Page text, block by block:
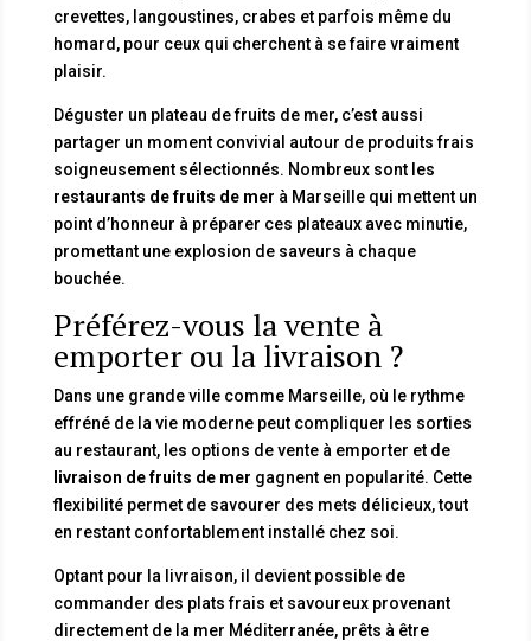
crevettes, langoustines, crabes et parfois même du
homard, pour ceux qui cherchent à se faire vraiment
plaisir.
Déguster un plateau de fruits de mer, c’est aussi
partager un moment convivial autour de produits frais
soigneusement sélectionnés. Nombreux sont les
restaurants de fruits de mer à Marseille qui mettent un
point d’honneur à préparer ces plateaux avec minutie,
promettant une explosion de saveurs à chaque
bouchée.
Préférez-vous la vente à
emporter ou la livraison ?
Dans une grande ville comme Marseille, où le rythme
effréné de la vie moderne peut compliquer les sorties
au restaurant, les options de vente à emporter et de
livraison de fruits de mer gagnent en popularité. Cette
flexibilité permet de savourer des mets délicieux, tout
en restant confortablement installé chez soi.
Optant pour la livraison, il devient possible de
commander des plats frais et savoureux provenant
directement de la mer Méditerranée, prêts à être